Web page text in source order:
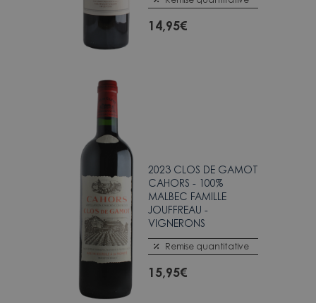
14,95€
2023 CLOS DE GAMOT
CAHORS - 100%
MALBEC FAMILLE
JOUFFREAU -
VIGNERONS
Remise quantitative
15,95€